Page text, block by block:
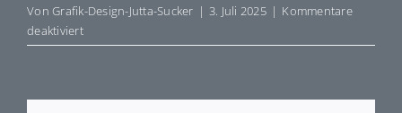
VonGrafik-Design-Jutta-Sucker | 3. Juli 2025 | Kommentare
deaktiviertfür
E53046